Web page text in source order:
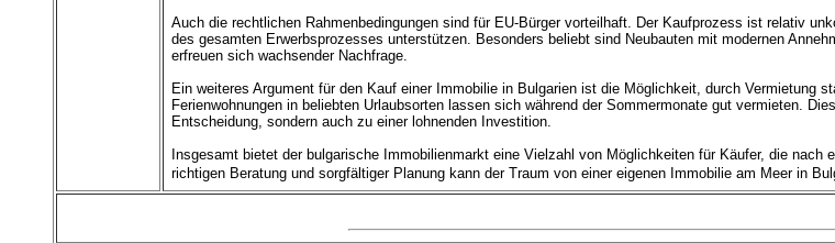
Auch die rechtlichen Rahmenbedingungen sind für EU-Bürger vorteilhaft. Der Kaufprozess ist relativ
des gesamten Erwerbsprozesses unterstützen. Besonders beliebt sind Neubauten mit modernen
erfreuen sich wachsender Nachfrage.
Ein weiteres Argument für den Kauf einer Immobilie in Bulgarien ist die Möglichkeit, durch Vermietung
Ferienwohnungen in beliebten Urlaubsorten lassen sich während der Sommermonate gut vermieten.
Entscheidung, sondern auch zu einer lohnenden Investition.
Insgesamt bietet der bulgarische Immobilienmarkt eine Vielzahl von Möglichkeiten für Käufer, die
richtigen Beratung und sorgfältiger Planung kann der Traum von einer eigenen Immobilie am Meer in